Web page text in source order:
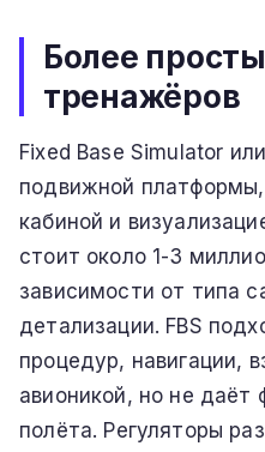
Более
тренажёров
Fixed Base Simulator
подвижной
кабиной и
стоит около 1-3
зависимости от типа
детализации. FBS
процедур, навигации,
авионикой, но не даёт
полёта. Регуляторы